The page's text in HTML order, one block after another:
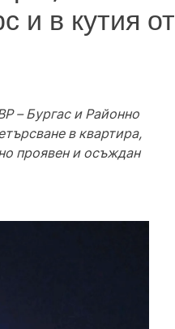
и в кутия от
– Бургас и Районно
в квартира,
проявен и осъждан